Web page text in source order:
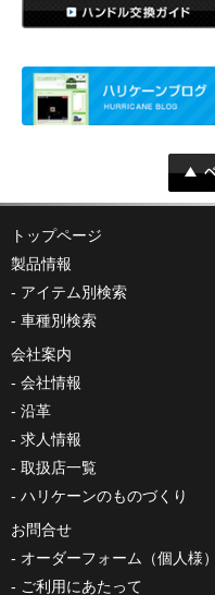
トップページ
製品情報
アイテム別検索
車種別検索
会社案内
会社情報
沿革
求人情報
取扱店一覧
ハリケーンのものづくり
お問合せ
オーダーフォーム（個人様）
ご利用にあたって